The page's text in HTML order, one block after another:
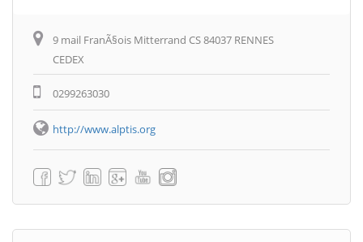
9 mail FranÃ§ois Mitterrand CS 84037 RENNES
CEDEX
0299263030
http://www.alptis.org